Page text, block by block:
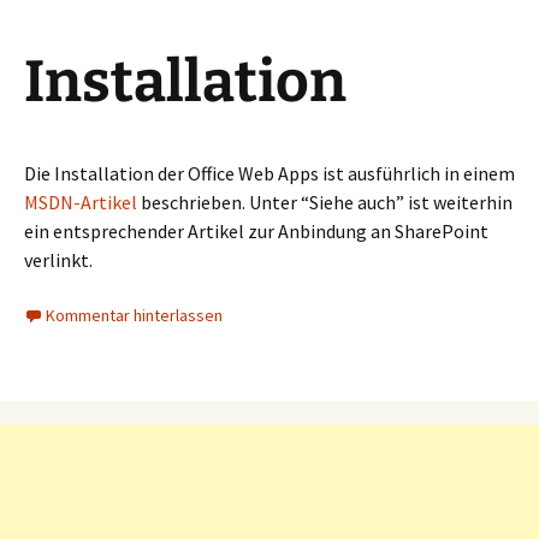
Installation
Die Installation der Office Web Apps ist ausführlich in einem
MSDN-Artikel beschrieben. Unter “Siehe auch” ist weiterhin
ein entsprechender Artikel zur Anbindung an SharePoint
verlinkt.
Kommentar hinterlassen